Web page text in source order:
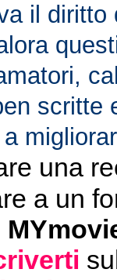
il diritto
scritte
una
a un